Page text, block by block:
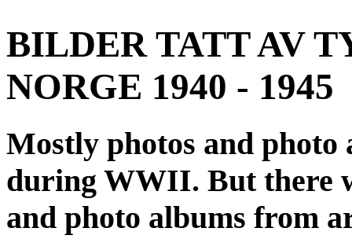
BILDER TATT AV
NORGE 1940 - 1945
Mostly photos and
during WWII. But there
and photo albums from